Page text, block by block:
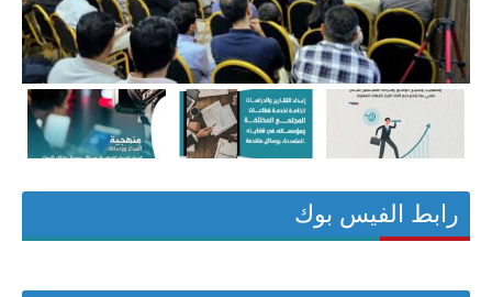
رابط الفيس بوك